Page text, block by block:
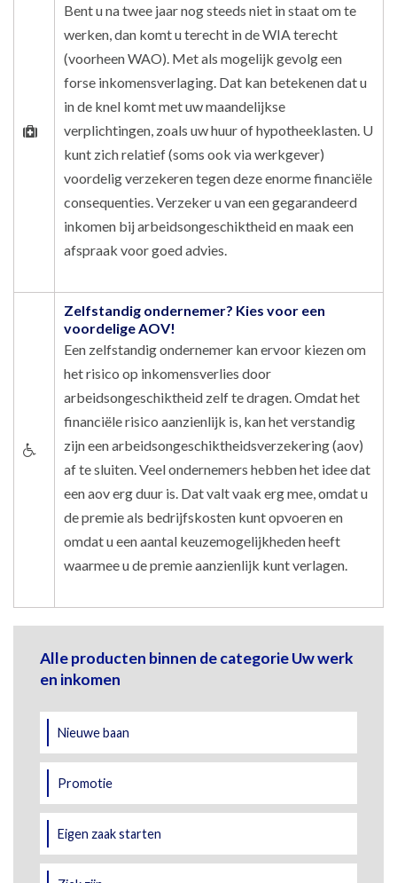
Bent u na twee jaar nog steeds niet in staat om te
werken, dan komt u terecht in de WIA terecht
(voorheen WAO). Met als mogelijk gevolg een
forse inkomensverlaging. Dat kan betekenen dat u
in de knel komt met uw maandelijkse
verplichtingen, zoals uw huur of hypotheeklasten. U
kunt zich relatief (soms ook via werkgever)
voordelig verzekeren tegen deze enorme financiële
consequenties. Verzeker u van een gegarandeerd
inkomen bij arbeidsongeschiktheid en maak een
afspraak voor goed advies.
Zelfstandig ondernemer? Kies voor een
voordelige AOV!
Een zelfstandig ondernemer kan ervoor kiezen om
het risico op inkomensverlies door
arbeidsongeschiktheid zelf te dragen. Omdat het
financiële risico aanzienlijk is, kan het verstandig
zijn een arbeidsongeschiktheidsverzekering (aov)
af te sluiten. Veel ondernemers hebben het idee dat
een aov erg duur is. Dat valt vaak erg mee, omdat u
de premie als bedrijfskosten kunt opvoeren en
omdat u een aantal keuzemogelijkheden heeft
waarmee u de premie aanzienlijk kunt verlagen.
Alle producten binnen de categorie Uw werk
en inkomen
Nieuwe baan
Promotie
Eigen zaak starten